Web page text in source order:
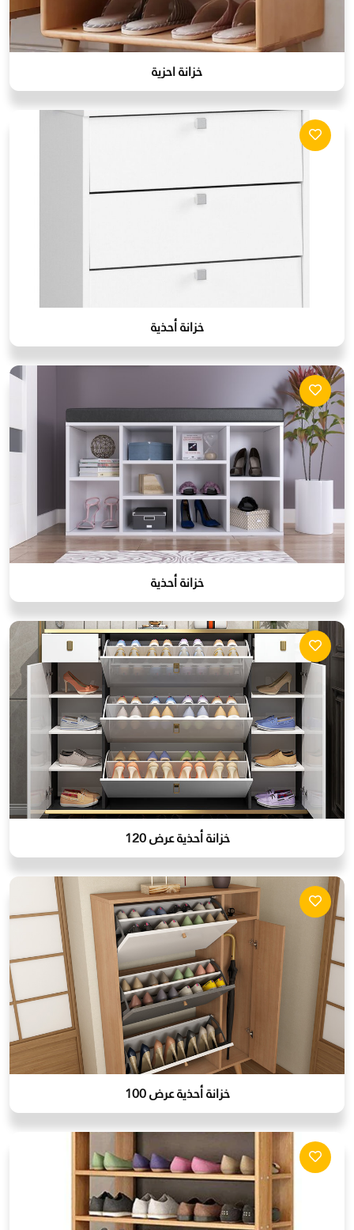
خزانة احزية
خزانة أحذية
خزانة أحذية
خزانة أحذية عرض 120
خزانة أحذية عرض 100